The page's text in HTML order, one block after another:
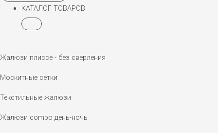
КАТАЛОГ ТОВАРОВ
Жалюзи плиссе - без сверления
Москитные сетки
Текстильные жалюзи
Жалюзи combo день-ночь